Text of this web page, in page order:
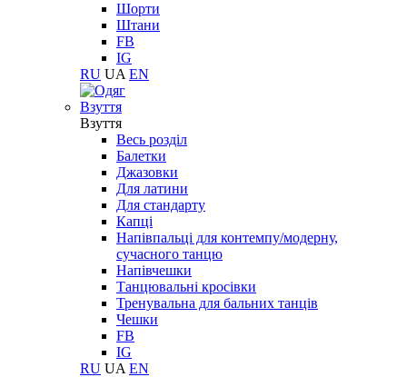
Шорти
Штани
FB
IG
RU UA EN
Взуття
Взуття
Весь розділ
Балетки
Джазовки
Для латини
Для стандарту
Капці
Напівпальці для контемпу/модерну,
сучасного танцю
Напівчешки
Танцювальні кросівки
Тренувальна для бальних танців
Чешки
FB
IG
RU UA EN